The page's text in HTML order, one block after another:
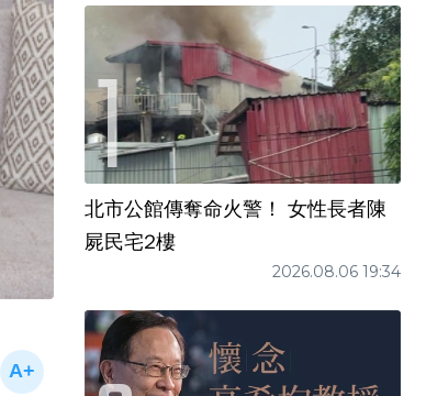
北市公館傳奪命火警！ 女性長者陳
屍民宅2樓
2026.08.06 19:34